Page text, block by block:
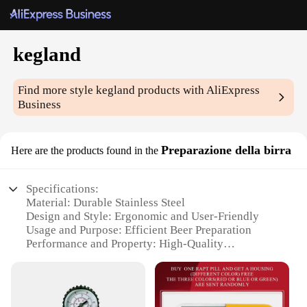
kegland
Find more stylekegland products with AliExpress
Business
Here are the products found in the Preparazione della birra
Specifications:
Material: Durable Stainless Steel
Design and Style: Ergonomic and User-Friendly
Usage and Purpose: Efficient Beer Preparation
Performance and Property: High-Quality
Parts and Accessories: Complete Sets for
Homebrewing Enthusiasts
Applicable People: Ideal for Homebrewers and